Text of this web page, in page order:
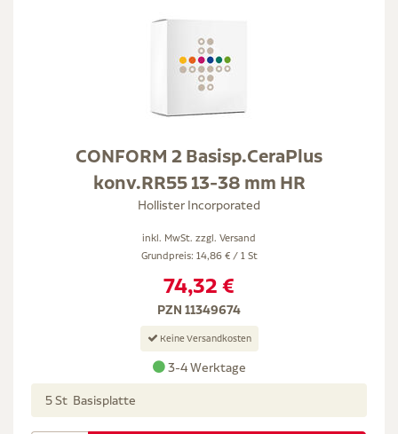
CONFORM 2 Basisp.CeraPlus
konv.RR55 13-38 mm HR
Hollister Incorporated
inkl. MwSt. zzgl. Versand
Grundpreis: 14,86 € / 1 St
74,32 €
PZN 11349674
Keine Versandkosten
3-4 Werktage
5 St Basisplatte